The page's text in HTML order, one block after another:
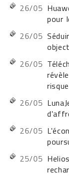
26/05
pour
26/05
26/05
26/05
26/05
25/05